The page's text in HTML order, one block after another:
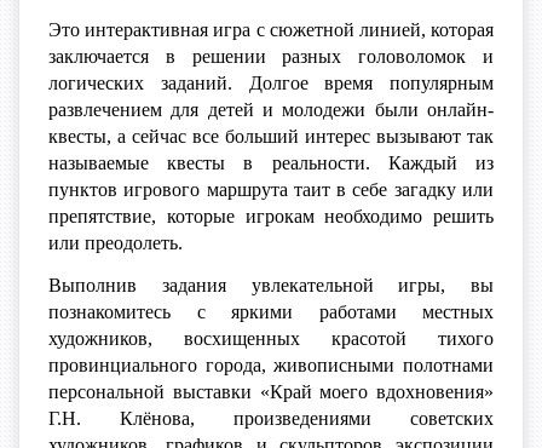
Это интерактивная игра с сюжетной линией, которая
заключается в решении разных головоломок и
логических заданий. Долгое время популярным
развлечением для детей и молодежи были онлайн-
квесты, а сейчас все больший интерес вызывают так
называемые квесты в реальности. Каждый из
пунктов игрового маршрута таит в себе загадку или
препятствие, которые игрокам необходимо решить
или преодолеть.
Выполнив задания увлекательной игры, вы
познакомитесь с яркими работами местных
художников, восхищенных красотой тихого
провинциального города, живописными полотнами
персональной выставки «Край моего вдохновения»
Г.Н. Клёнова, произведениями советских